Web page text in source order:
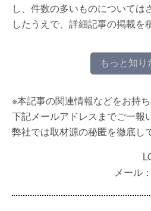
し、件数の多いものについては
したうえで、詳細記事の掲載を
もっと知り
※本記事の関連情報などをお持
下記メールアドレスまでご一報
弊社では取材源の秘匿を徹底し
メール